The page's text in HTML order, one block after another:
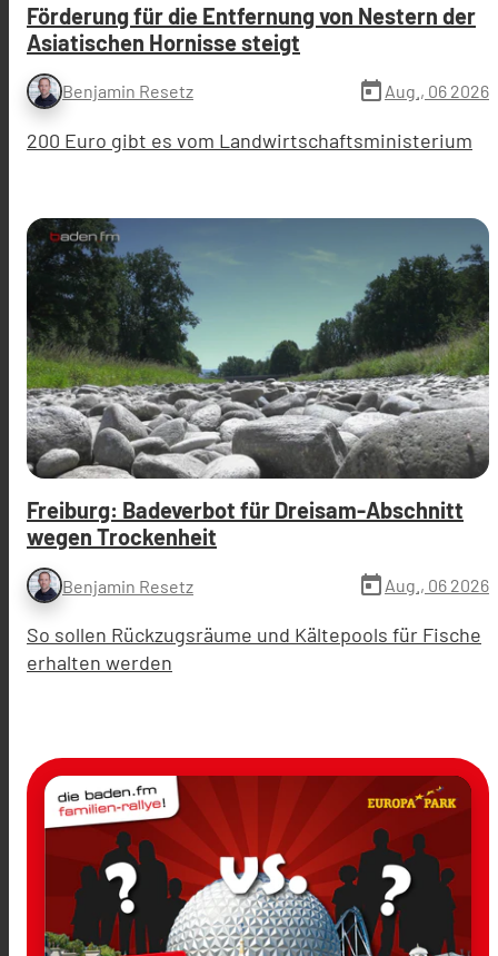
Förderung für die Entfernung von Nestern der
Asiatischen Hornisse steigt
Benjamin Resetz today Aug., 06 2026
200 Euro gibt es vom Landwirtschaftsministerium
Freiburg: Badeverbot für Dreisam-Abschnitt
wegen Trockenheit
Benjamin Resetz today Aug., 06 2026
So sollen Rückzugsräume und Kältepools für Fische
erhalten werden